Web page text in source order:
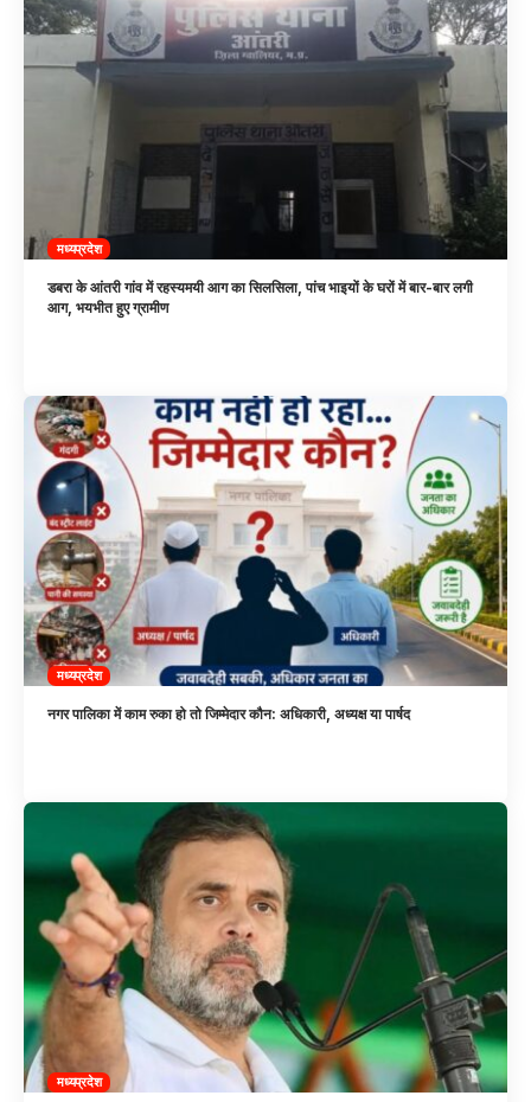
मध्यप्रदेश
डबरा के आंतरी गांव में रहस्यमयी आग का सिलसिला, पांच भाइयों के घरों में बार-बार लगी
आग, भयभीत हुए ग्रामीण
मध्यप्रदेश
नगर पालिका में काम रुका हो तो जिम्मेदार कौन: अधिकारी, अध्यक्ष या पार्षद
मध्यप्रदेश